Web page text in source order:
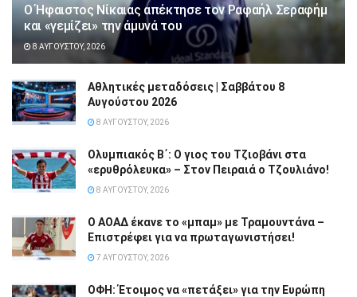
Ο Ήφαιστος Νίκαιας απέκτησε τον Ραφαήλ Σεραφήμ
και «γεμίζει» την άμυνά του
8 ΑΥΓΟΎΣΤΟΥ, 2026
Αθλητικές μεταδόσεις | Σαββάτου 8
Αυγούστου 2026
8 ΑΥΓΟΎΣΤΟΥ, 2026
Ολυμπιακός Β΄: Ο γιος του Τζιοβάνι στα
«ερυθρόλευκα» – Στον Πειραιά ο Τζουλιάνο!
8 ΑΥΓΟΎΣΤΟΥ, 2026
Ο ΑΟΑΔ έκανε το «μπαμ» με Τραμουντάνα –
Επιστρέφει για να πρωταγωνιστήσει!
7 ΑΥΓΟΎΣΤΟΥ, 2026
ΟΦΗ: Έτοιμος να «πετάξει» για την Ευρώπη